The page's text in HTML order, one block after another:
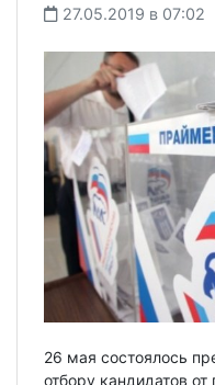
27.05.2019 в 07:02
26 мая состоялось
отбору кандидатов